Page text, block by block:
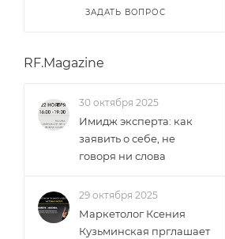
ЗАДАТЬ ВОПРОС
RF.Magazine
30 октября 2025
Имидж эксперта: как
заявить о себе, не
говоря ни слова
29 октября 2025
Маркетолог Ксения
Кузьминская прглашает